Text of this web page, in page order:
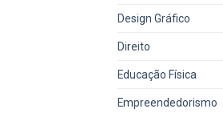
Design Gráfico
Direito
Educação Física
Empreendedorismo